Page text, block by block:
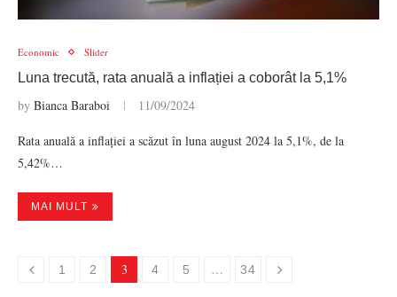
Economic Slider
Luna trecută, rata anuală a inflației a coborât la 5,1%
by Bianca Baraboi 11/09/2024
Rata anuală a inflației a scăzut în luna august 2024 la 5,1%, de la
5,42%…
MAI MULT
1 2 3 4 5 … 34